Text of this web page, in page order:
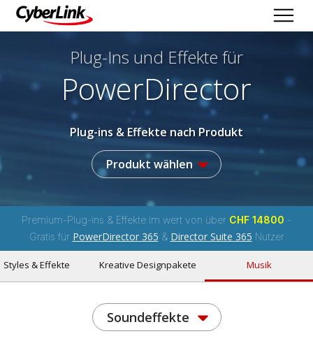
Plug-Ins und Effekte für
PowerDirector
Plug-ins & Effekte nach Produkt
Produkt wählen
Premium-Plug-ins & Effekte im wert von über CHF 14800 -
Gratis für PowerDirector 365 & Director Suite 365 Nutzer
Styles & Effekte Kreative Designpakete Musik
Soundeffekte